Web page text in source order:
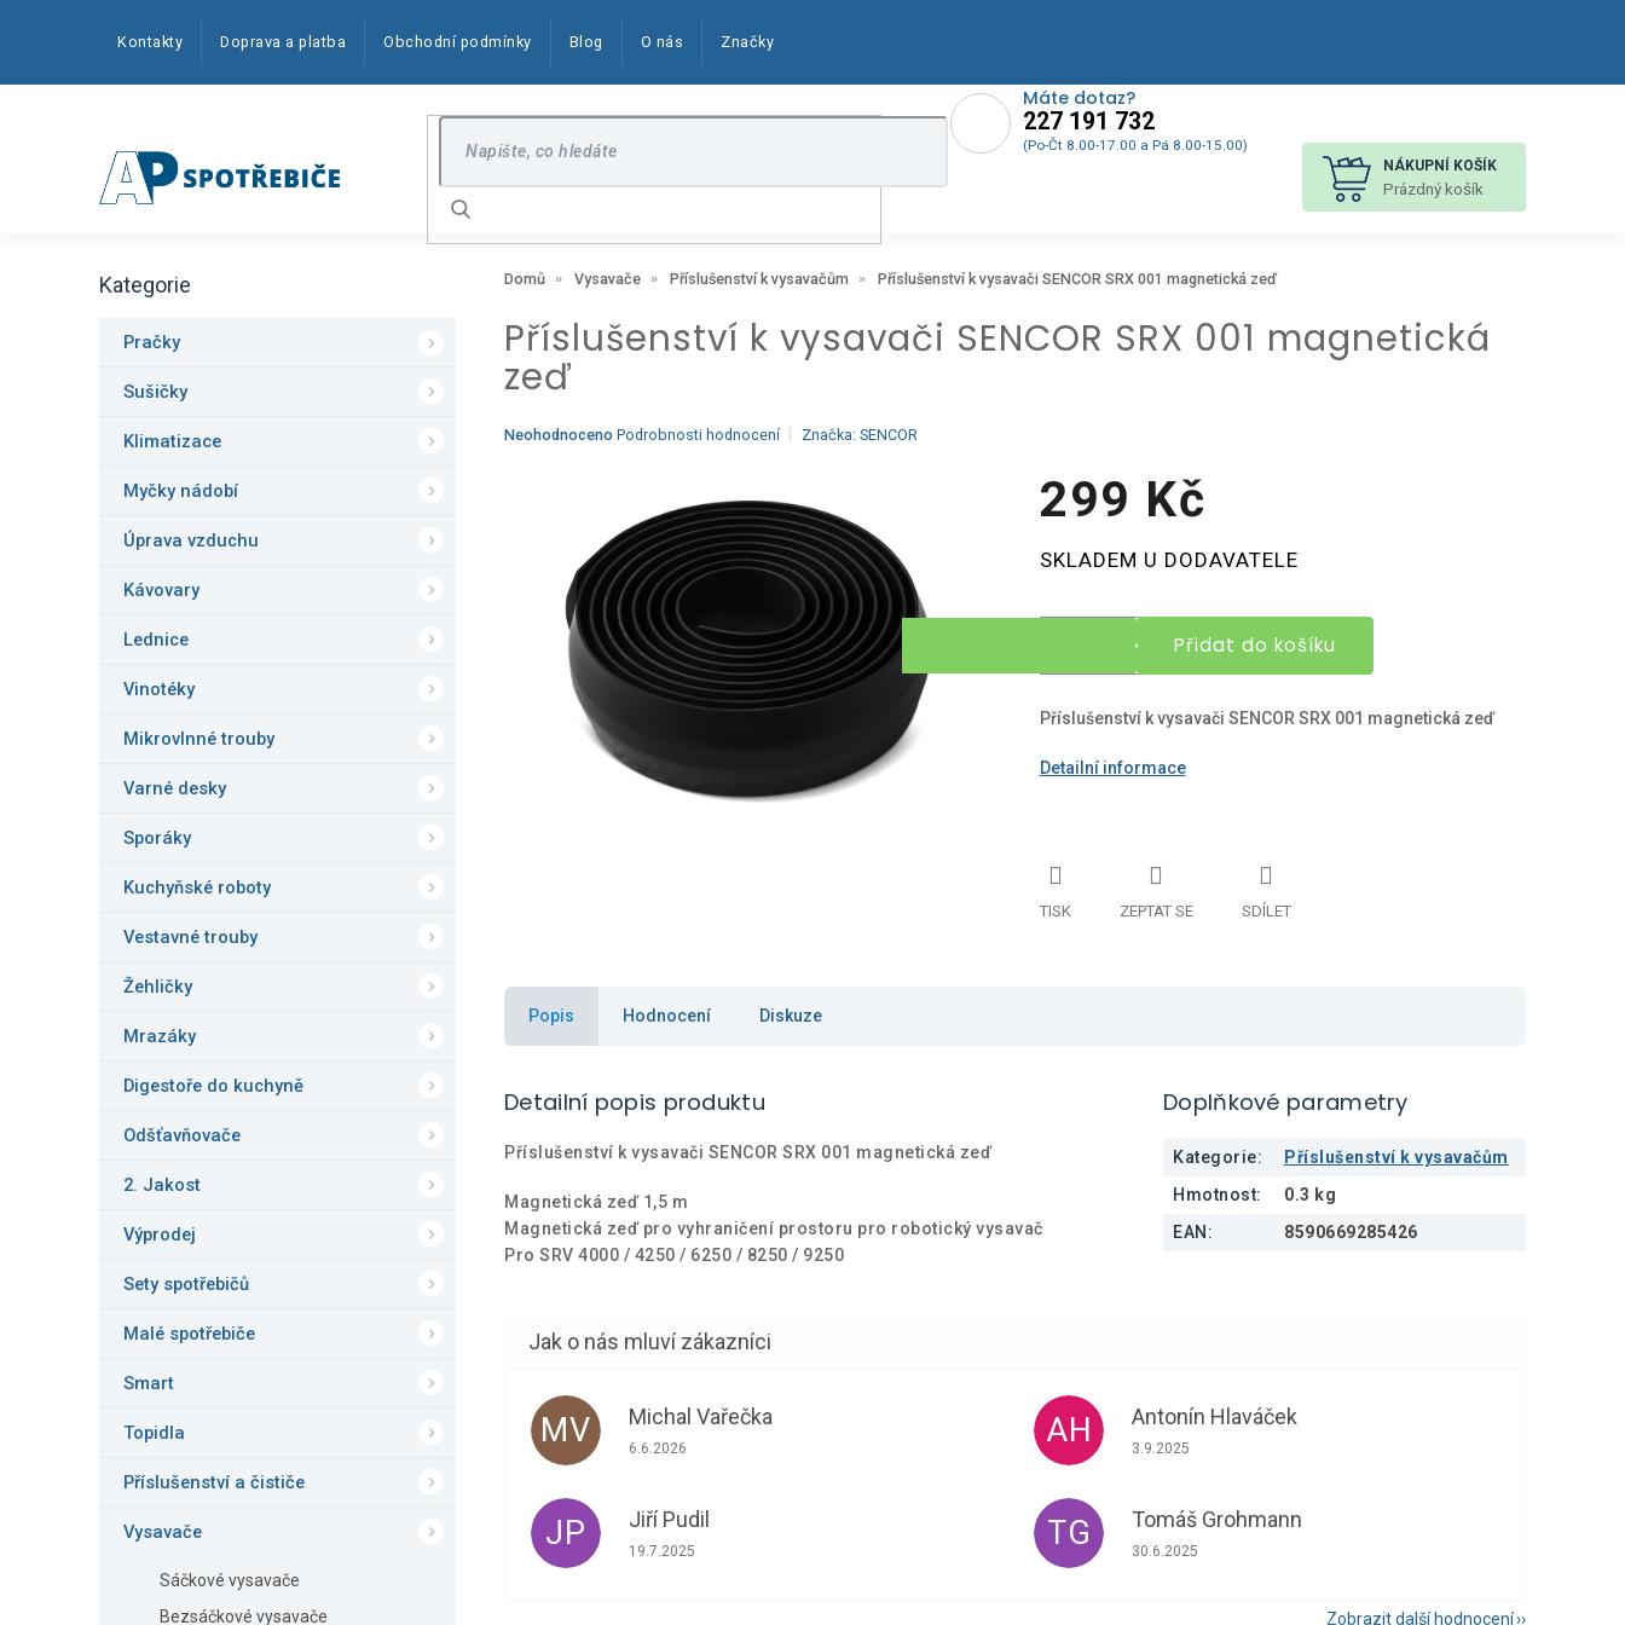
Máte dotaz?
227 191 732
(Po-Čt 8.00-17.00 a Pá 8.00-15.00)
Kontakty Doprava a platba Obchodní podmínky Blog O nás Značky
Hledat
NÁKUPNÍ KOŠÍK
Prázdný košík
o
Přeskočit
Kategorie
Pračky
Sušičky
Klimatizace
Myčky nádobí
Úprava vzduchu
Kávovary
Lednice
Vinotéky
Mikrovlnné trouby
Varné desky
Sporáky
Kuchyňské roboty
Vestavné trouby
Žehličky
Mrazáky
Digestoře do kuchyně
Odšťavňovače
2. Jakost
Výprodej
Sety spotřebičů
Malé spotřebiče
Smart
Topidla
Příslušenství a čističe
Vysavače
Sáčkové vysavače
Bezsáčkové vysavače
Domů Vysavače Příslušenství k vysavačům Příslušenství k vysavači SENCOR SRX 001 magnetická zeď
Příslušenství k vysavači SENCOR SRX 001 magnetická
zeď
Průměrné
hvězdiček.
Neohodnoceno Podrobnosti hodnocení Značka: SENCOR
299 Kč
cena:
SKLADEM U DODAVATELE
Přidat do košíku
Příslušenství k vysavači SENCOR SRX 001 magnetická zeď
Detailní informace
TISK ZEPTAT SE SDÍLET
Popis Hodnocení Diskuze
Detailní popis produktu
Příslušenství k vysavači SENCOR SRX 001 magnetická zeď
Magnetická zeď 1,5 m
Magnetická zeď pro vyhraničení prostoru pro robotický vysavač
Pro SRV 4000 / 4250 / 6250 / 8250 / 9250
Doplňkové parametry
Kategorie:
Příslušenství k vysavačům
Hmotnost:
0.3 kg
EAN : 8590669285426
MV Michal Vařečka
Hodnocení obchodu je 5 z 5 hvězdiček.
6.6.2026 AH Antonín Hlaváček
Hodnocení obchodu je 5 z 5 hvězdiček.
3.9.2025
JP Jiří Pudil
Hodnocení obchodu je 5 z 5 hvězdiček.
19.7.2025 TG Tomáš Grohmann
Hodnocení obchodu je 5 z 5 hvězdiček.
30.6.2025
Zobrazit další hodnocení